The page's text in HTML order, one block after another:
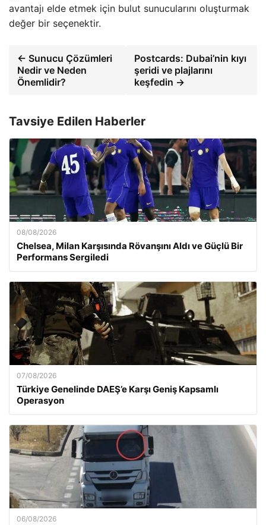
avantajı elde etmek için bulut sunucularını oluşturmak
değer bir seçenektir.
← Sunucu Çözümleri
Nedir ve Neden
Önemlidir?
Postcards: Dubai’nin kıyı
şeridi ve plajlarını
keşfedin →
Tavsiye Edilen Haberler
08/08/2026
Chelsea, Milan Karşısında Rövanşını Aldı ve Güçlü Bir
Performans Sergiledi
07/08/2026
Türkiye Genelinde DAEŞ’e Karşı Geniş Kapsamlı
Operasyon
06/08/2026